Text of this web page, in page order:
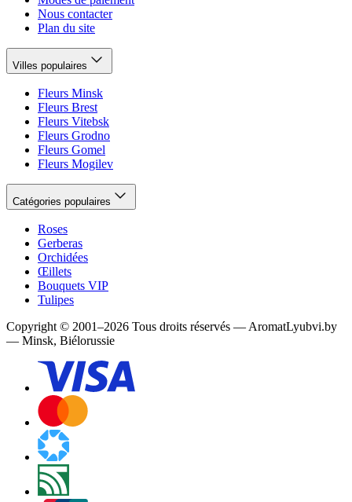
Nous contacter
Plan du site
Villes populaires
Fleurs Minsk
Fleurs Brest
Fleurs Vitebsk
Fleurs Grodno
Fleurs Gomel
Fleurs Mogilev
Catégories populaires
Roses
Gerberas
Orchidées
Œillets
Bouquets VIP
Tulipes
Copyright © 2001–2026 Tous droits réservés — AromatLyubvi.by
— Minsk, Biélorussie